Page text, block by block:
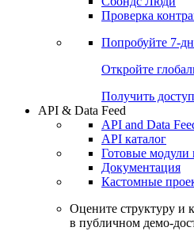
Проверка
Попробуйте 7-
Откройте
Получить доступ
API & Data Feed
API and Data
API каталог
Готовые модули
Документация
Кастомные
Оцените структуру и
в публичном демо-